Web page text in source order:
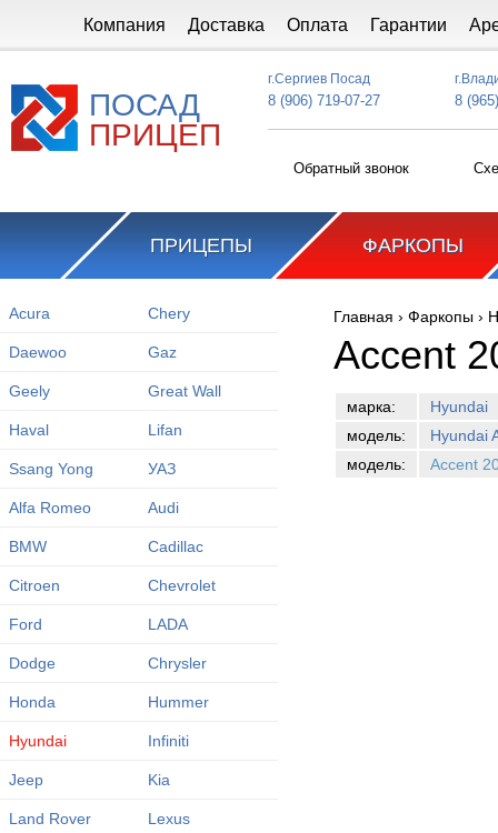
Компания Доставка Оплата Гарантии
ПОСАД
ПРИЦЕП
г.Сергиев Посад
8 (906) 719-07-27 8
Обратный звонок
ПРИЦЕПЫ ФАРКОПЫ
Acura Chery
Daewoo Gaz
Geely Great Wall
Haval Lifan
Ssang Yong УАЗ
Alfa Romeo Audi
BMW Cadillac
Citroen Chevrolet
Ford LADA
Dodge Chrysler
Honda Hummer
Hyundai Infiniti
Jeep Kia
Land Rover Lexus
Вы здесь
Главная › Фаркопы ›
Accent
марка:
Hyundai
модель:
Hyundai
модель:
Accent